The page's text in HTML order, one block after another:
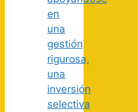
en
una
gestión
rigurosa,
una
inversión
selectiva